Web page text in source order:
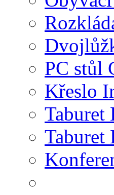
PC stůl
Křeslo
Taburet
Taburet